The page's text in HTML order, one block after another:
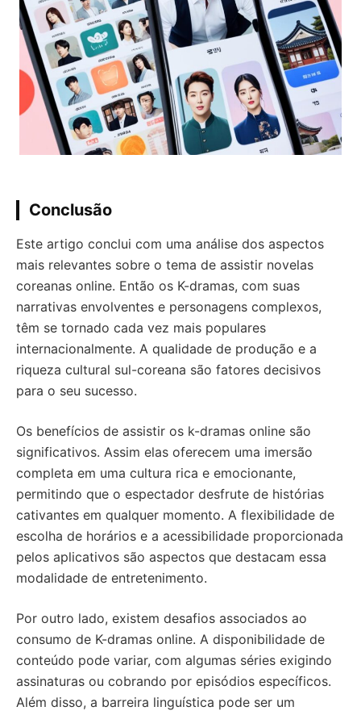
Conclusão
Este artigo conclui com uma análise dos aspectos
mais relevantes sobre o tema de assistir novelas
coreanas online. Então os K-dramas, com suas
narrativas envolventes e personagens complexos,
têm se tornado cada vez mais populares
internacionalmente. A qualidade de produção e a
riqueza cultural sul-coreana são fatores decisivos
para o seu sucesso.
Os benefícios de assistir os k-dramas online são
significativos. Assim elas oferecem uma imersão
completa em uma cultura rica e emocionante,
permitindo que o espectador desfrute de histórias
cativantes em qualquer momento. A flexibilidade de
escolha de horários e a acessibilidade proporcionada
pelos aplicativos são aspectos que destacam essa
modalidade de entretenimento.
Por outro lado, existem desafios associados ao
consumo de K-dramas online. A disponibilidade de
conteúdo pode variar, com algumas séries exigindo
assinaturas ou cobrando por episódios específicos.
Além disso, a barreira linguística pode ser um